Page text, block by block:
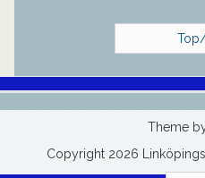
Top/
Theme
Copyright 2026